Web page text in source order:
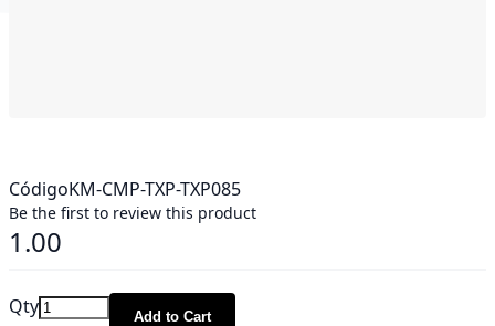
CódigoKM-CMP-TXP-TXP085
Be the first to review this product
1.00
Qty Add to Cart